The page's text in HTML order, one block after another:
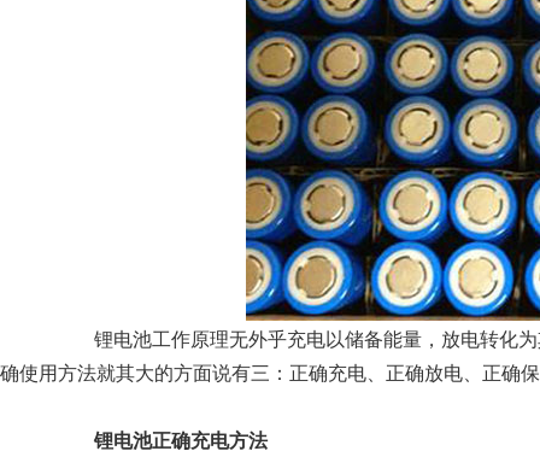
锂电池工作原理无外乎充电以储备能量，放电转化
确使用方法就其大的方面说有三：正确充电、正确放电、正确
锂电池正确充电方法